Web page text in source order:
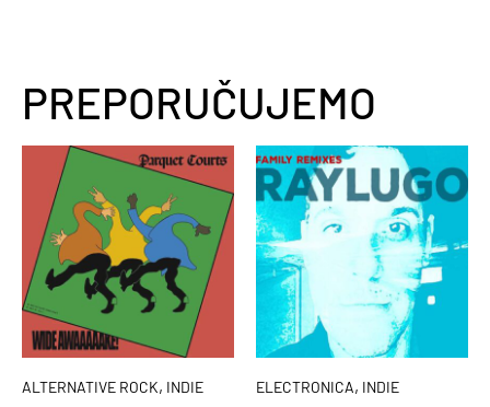
PREPORUČUJEMO
ALTERNATIVE ROCK, INDIE ELECTRONICA, INDIE